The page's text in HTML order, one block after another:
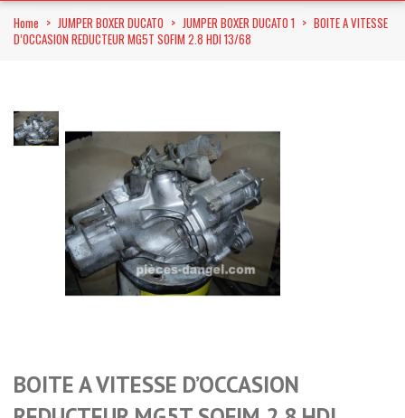
Home > JUMPER BOXER DUCATO > JUMPER BOXER DUCATO 1 > BOITE A VITESSE
D’OCCASION REDUCTEUR MG5T SOFIM 2.8 HDI 13/68
BOITE A VITESSE D’OCCASION